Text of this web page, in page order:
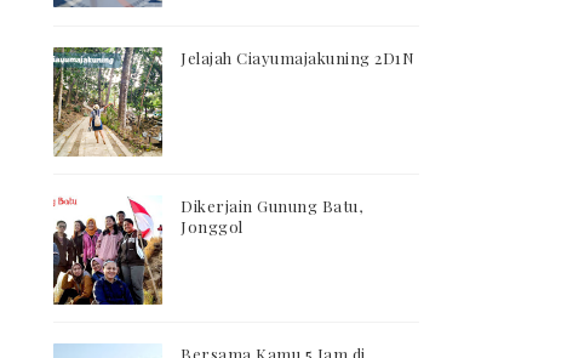
Jelajah Ciayumajakuning 2D1N
Dikerjain Gunung Batu,
Jonggol
Bersama Kamu 5 Jam di